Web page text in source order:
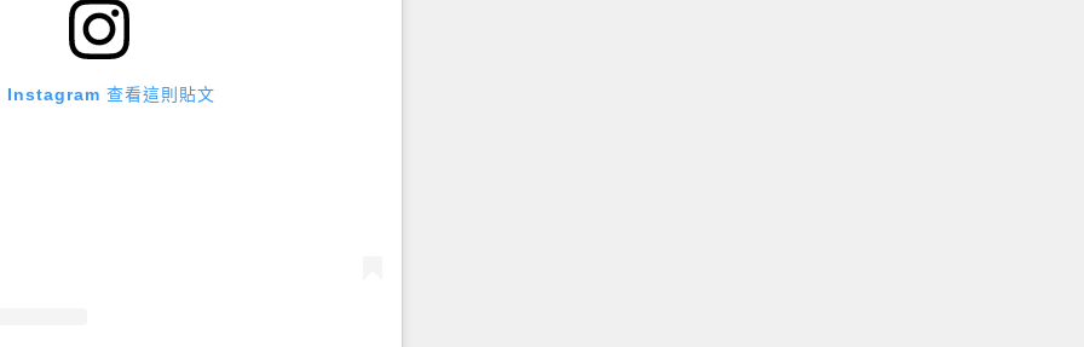
Instagram 查看這則貼文